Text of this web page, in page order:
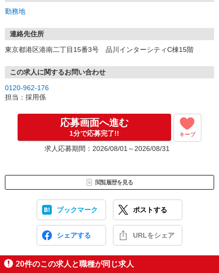
勤務地
連絡先住所
東京都港区港南二丁目15番3号 品川インターシティC棟15階
この求人に関するお問い合わせ
0120-962-176
担当：採用係
応募画面へ進む
1分で応募完了!! キープ
求人応募期間：2026/08/01～2026/08/31
閲覧履歴を見る
ブックマーク ポストする
シェアする URLをシェア
20件のこの求人と職種が同じ求人